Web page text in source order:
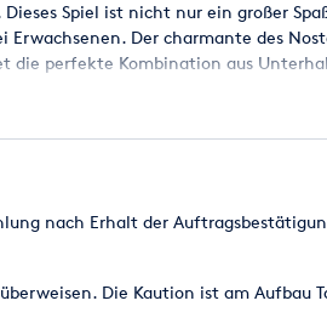
Spiel ist nicht nur ein großer
Der charmante des
die perfekte Kombination aus
nach Erhalt der
Die Kaution ist am Aufbau